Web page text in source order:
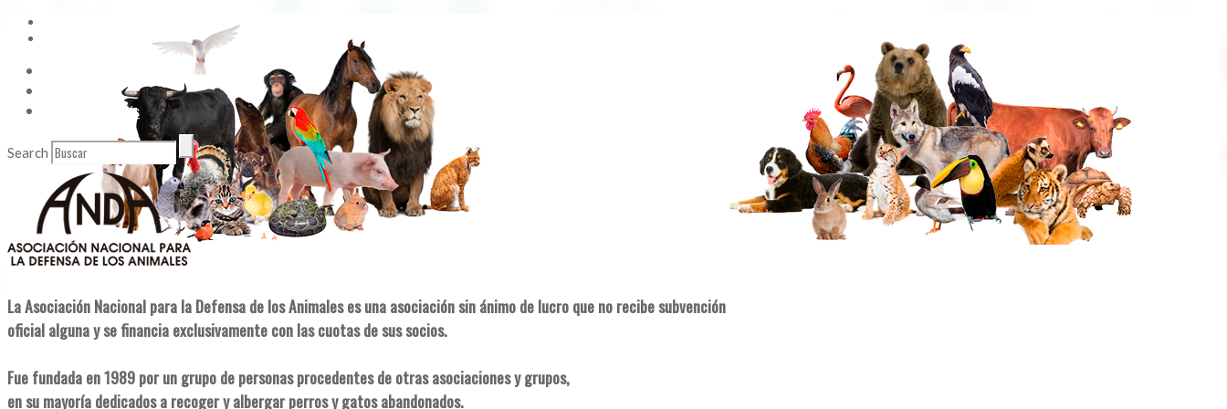
Enlaces de Interés
Search
La Asociación Nacional para la Defensa de los Animales es una asociación sin ánimo de lucro que no recibe subvención
oficial alguna y se financia exclusivamente con las cuotas de sus socios.
Fue fundada en 1989 por un grupo de personas procedentes de otras asociaciones y grupos,
en su mayoría dedicados a recoger y albergar perros y gatos abandonados.